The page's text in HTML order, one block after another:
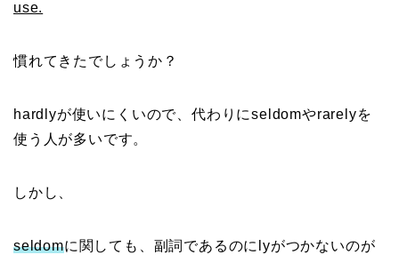
use.
慣れてきたでしょうか？
hardlyが使いにくいので、代わりにseldomやrarelyを
使う人が多いです。
しかし、
seldomに関しても、副詞であるのにlyがつかないのが